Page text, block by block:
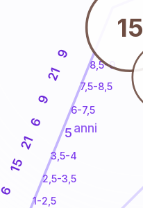
1-2,5
2,5-3,5
3,5-4
6-7,5
7,5-8,5
8,5-9
6
15
21
6
9
21
9
15
5anni